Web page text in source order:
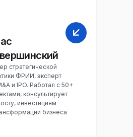
стратегической
ФРИИ, эксперт
и IPO. Работал с 50+
консультирует
инвестициям
бизнеса